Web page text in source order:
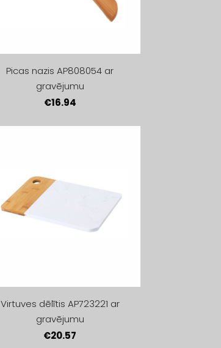
Picas nazis AP808054 ar
gravējumu
€16.94
Virtuves dēlītis AP723221 ar
gravējumu
€20.57